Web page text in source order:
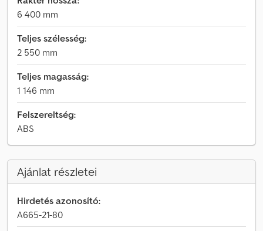
6 400 mm
Teljes szélesség:
2 550 mm
Teljes magasság:
1 146 mm
Felszereltség:
ABS
Ajánlat részletei
Hirdetés azonosító:
A665-21-80